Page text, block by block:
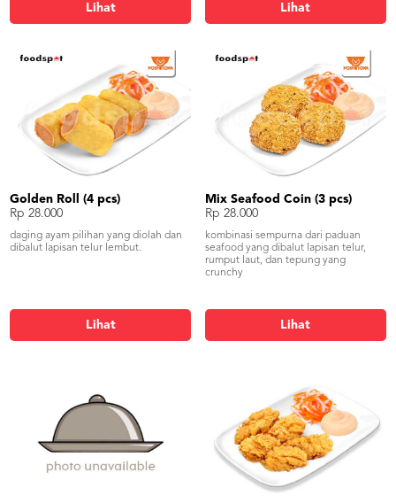
Lihat Lihat
Golden Roll (4 pcs)
Rp 28.000
daging ayam pilihan yang diolah dan
dibalut lapisan telur lembut.
Lihat
Mix Seafood Coin (3 pcs)
Rp 28.000
kombinasi sempurna dari paduan
seafood yang dibalut lapisan telur,
rumput laut, dan tepung yang
crunchy
Lihat